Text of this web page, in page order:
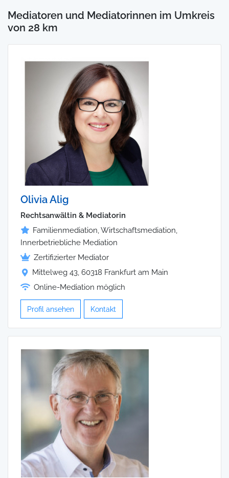
Mediatoren und Mediatorinnen im Umkreis
von 28 km
Olivia Alig
Rechtsanwältin & Mediatorin
Familienmediation, Wirtschaftsmediation,
Innerbetriebliche Mediation
Zertifizierter Mediator
Mittelweg 43, 60318 Frankfurt am Main
Online-Mediation möglich
Profil ansehen Kontakt